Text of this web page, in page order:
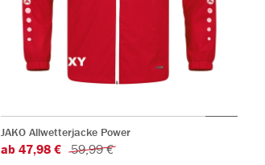
JAKO Allwetterjacke Power
ab 47,98 € 59,99 €